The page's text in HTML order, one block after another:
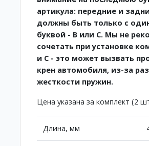
артикула: передние и
должны быть только с
буквой - B или C. Мы не
сочетать при установке
и С - это может вызвать
крен автомобиля, из-за
жесткости пружин.
Цена указана за комплект (2
Длина, мм